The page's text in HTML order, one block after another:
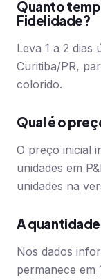
Quanto
Fidelidade?
Leva 1 a 2 dias
Curitiba/PR,
colorido.
Qual é o
O preço inicial
unidades em
unidades na
A
Nos dados
permanece em